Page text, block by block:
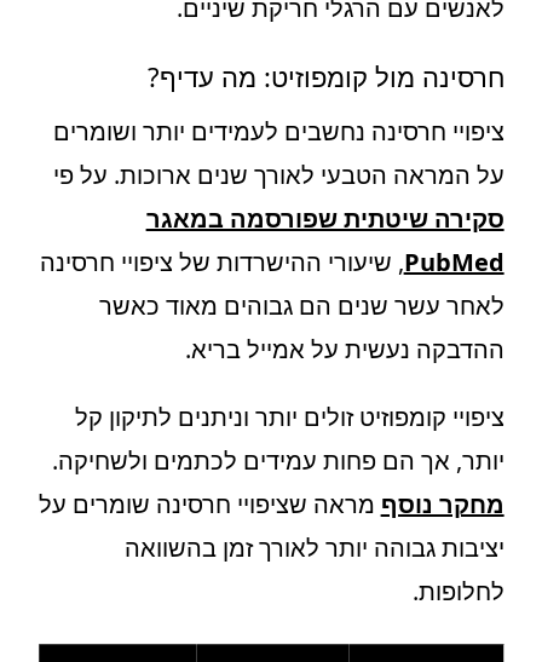
לאנשים עם הרגלי חריקת שיניים.
חרסינה מול קומפוזיט: מה עדיף?
ציפויי חרסינה נחשבים לעמידים יותר ושומרים
על המראה הטבעי לאורך שנים ארוכות. על פי
סקירה שיטתית שפורסמה במאגר
PubMed, שיעורי ההישרדות של ציפויי חרסינה
לאחר עשר שנים הם גבוהים מאוד כאשר
ההדבקה נעשית על אמייל בריא.
ציפויי קומפוזיט זולים יותר וניתנים לתיקון קל
יותר, אך הם פחות עמידים לכתמים ולשחיקה.
מחקר נוסף מראה שציפויי חרסינה שומרים על
יציבות גבוהה יותר לאורך זמן בהשוואה
לחלופות.